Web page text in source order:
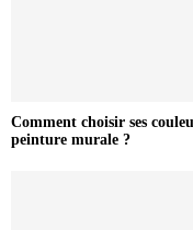
Comment choisir ses
peinture murale ?